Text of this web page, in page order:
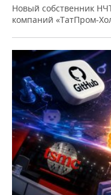
Новый собственник
компаний «ТатПром-